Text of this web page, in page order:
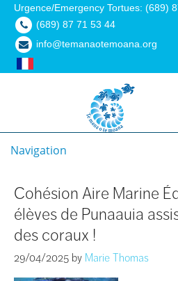
Urgence/Emergency Tortues: (689)
(689) 87 71 53 44
info@temanaotemoana.org
Navigation
Cohésion Aire Marine
élèves de Punaauia
des coraux !
29/04/2025 by Marie Thomas